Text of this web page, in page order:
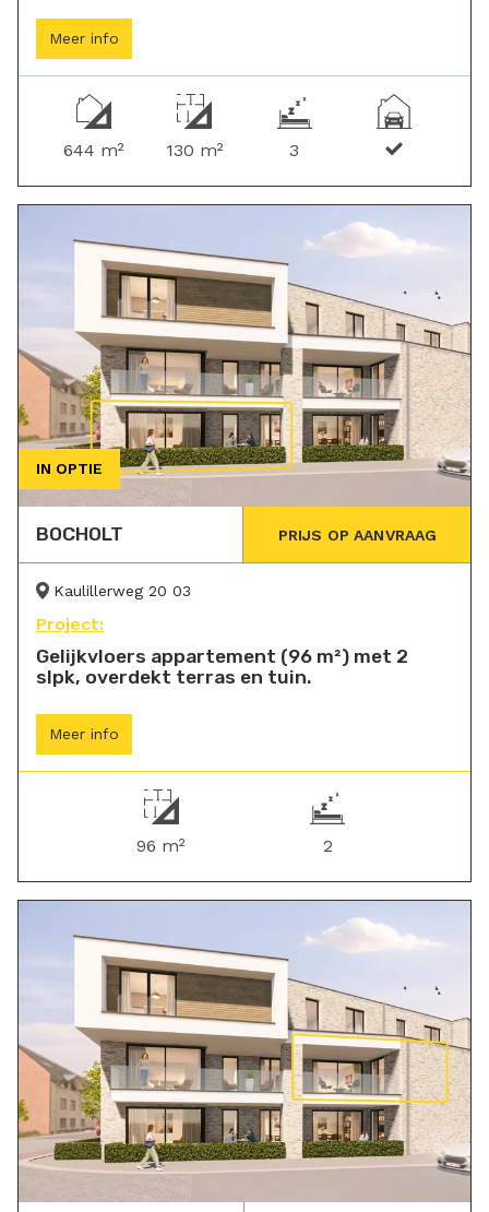
Meer info
644 m² 130 m² 3
IN OPTIE
BOCHOLT PRIJS OP AANVRAAG
Kaulillerweg 20 03
Project:
Gelijkvloers appartement (96 m²) met 2
slpk, overdekt terras en tuin.
Meer info
96 m² 2